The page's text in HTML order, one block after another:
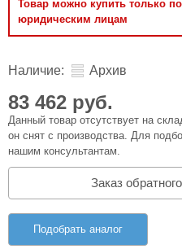
Товар можно купить только
юридическим лицам
Наличие: Архив
83 462 руб.
Данный товар отсутствует на
он снят с производства. Для
нашим консультантам.
Заказ
Подобрать аналог